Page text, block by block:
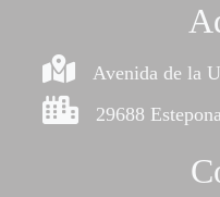
Avenida de la
29688